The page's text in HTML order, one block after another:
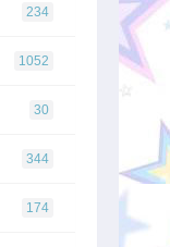
234
1052
30
344
174